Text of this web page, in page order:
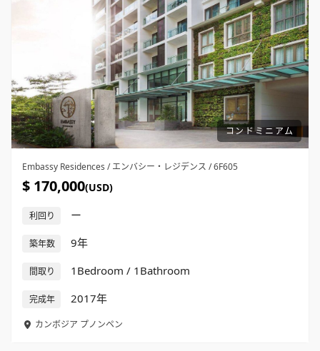
コンドミニアム
Embassy Residences / エンバシー・レジデンス / 6F605
$ 170,000(USD)
利回り ー
築年数 9年
間取り 1Bedroom / 1Bathroom
完成年 2017年
カンボジア プノンペン